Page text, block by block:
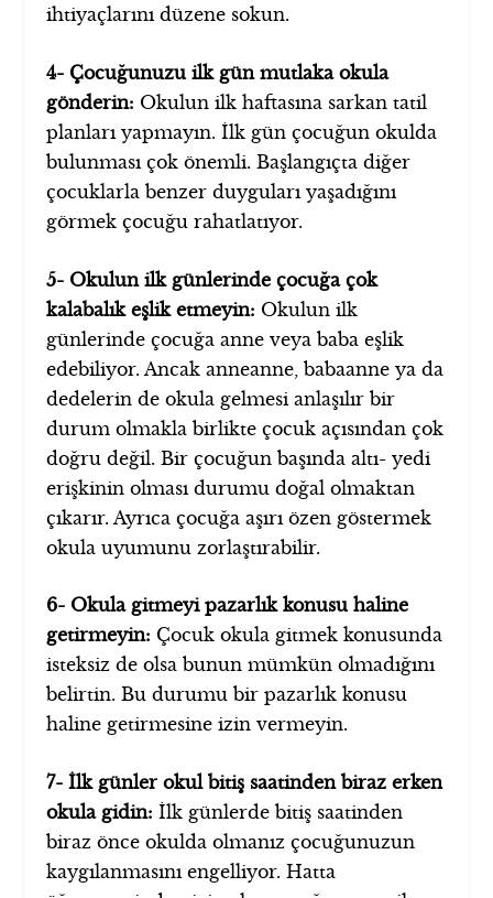
ihtiyaçlarını düzene sokun.
4- Çocuğunuzu ilk gün mutlaka okula
gönderin: Okulun ilk haftasına sarkan tatil
planları yapmayın. İlk gün çocuğun okulda
bulunması çok önemli. Başlangıçta diğer
çocuklarla benzer duyguları yaşadığını
görmek çocuğu rahatlatıyor.
5- Okulun ilk günlerinde çocuğa çok
kalabalık eşlik etmeyin: Okulun ilk
günlerinde çocuğa anne veya baba eşlik
edebiliyor. Ancak anneanne, babaanne ya da
dedelerin de okula gelmesi anlaşılır bir
durum olmakla birlikte çocuk açısından çok
doğru değil. Bir çocuğun başında altı- yedi
erişkinin olması durumu doğal olmaktan
çıkarır. Ayrıca çocuğa aşırı özen göstermek
okula uyumunu zorlaştırabilir.
6- Okula gitmeyi pazarlık konusu haline
getirmeyin: Çocuk okula gitmek konusunda
isteksiz de olsa bunun mümkün olmadığını
belirtin. Bu durumu bir pazarlık konusu
haline getirmesine izin vermeyin.
7- İlk günler okul bitiş saatinden biraz erken
okula gidin:İlk günlerde bitiş saatinden
biraz önce okulda olmanız çocuğunuzun
kaygılanmasını engelliyor. Hatta